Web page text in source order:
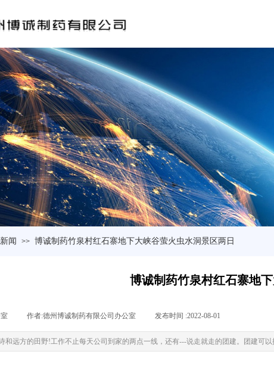
闻 >> 博诚制药竹泉村红石寨地下大峡谷萤火虫水洞景区两日
博诚制药竹泉村红石寨地
作者:德州博诚制药有限公司办公室 发布时间 :2022-08-01
和远方的田野!工作不止每天公司到家的两点一线，还有---说走就走的团建。团建可